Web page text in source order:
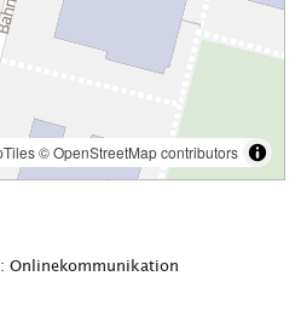
Onlinekommunikation